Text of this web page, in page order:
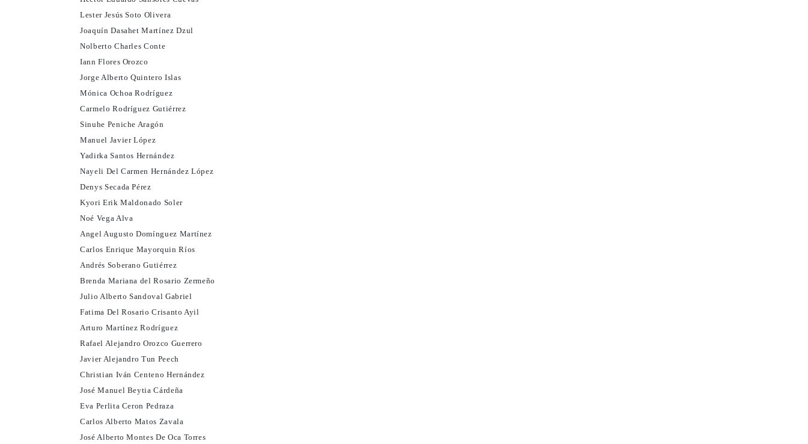
Lester Jesús Soto Olivera
Joaquín Dasahet Martínez Dzul
Nolberto Charles Conte
Iann Flores Orozco
Jorge Alberto Quintero Islas
Mónica Ochoa Rodríguez
Carmelo Rodríguez Gutiérrez
Sinuhe Peniche Aragón
Manuel Javier López
Yadirka Santos Hernández
Nayeli Del Carmen Hernández López
Denys Secada Pérez
Kyori Erik Maldonado Soler
Noé Vega Alva
Angel Augusto Domínguez Martínez
Carlos Enrique Mayorquin Ríos
Andrés Soberano Gutiérrez
Brenda Mariana del Rosario Zermeño
Julio Alberto Sandoval Gabriel
Fatima Del Rosario Crisanto Ayil
Arturo Martínez Rodríguez
Rafael Alejandro Orozco Guerrero
Javier Alejandro Tun Peech
Christian Iván Centeno Hernández
José Manuel Beytia Cárdeña
Eva Perlita Ceron Pedraza
Carlos Alberto Matos Zavala
José Alberto Montes De Oca Torres